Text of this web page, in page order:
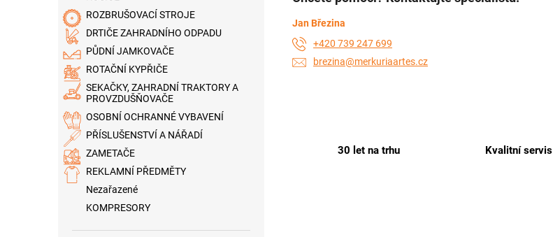
ROZBRUŠOVACÍ STROJE
DRTIČE ZAHRADNÍHO ODPADU
PŮDNÍ JAMKOVAČE
ROTAČNÍ KYPŘIČE
SEKAČKY, ZAHRADNÍ TRAKTORY A
PROVZDUŠŇOVAČE
OSOBNÍ OCHRANNÉ VYBAVENÍ
PŘÍSLUŠENSTVÍ A NÁŘADÍ
ZAMETAČE
REKLAMNÍ PŘEDMĚTY
Nezařazené
KOMPRESORY
30 let na trhu Kvalitní servis
Jan Březina
+420 739 247 699
brezina@merkuriaartes.cz